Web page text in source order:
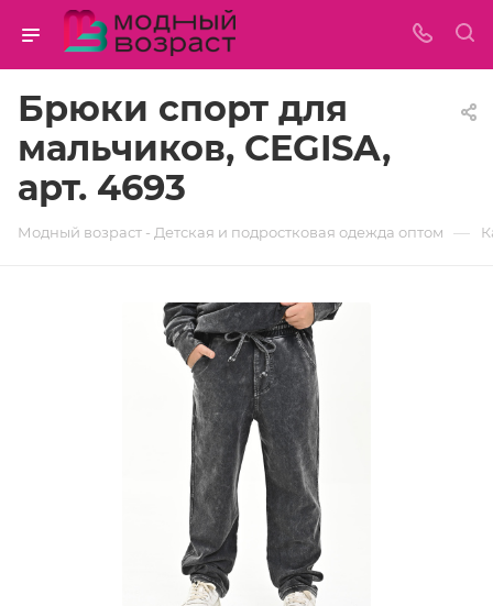
Брюки спорт для
мальчиков, CEGISA,
арт. 4693
Модный возраст - Детская и подростковая одежда оптом —